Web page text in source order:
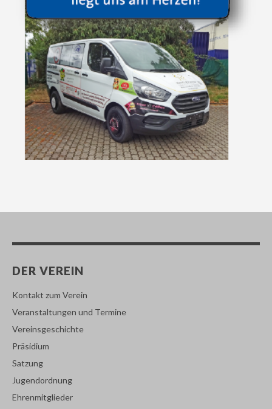
DER VEREIN
Kontakt zum Verein
Veranstaltungen und Termine
Vereinsgeschichte
Präsidium
Satzung
Jugendordnung
Ehrenmitglieder